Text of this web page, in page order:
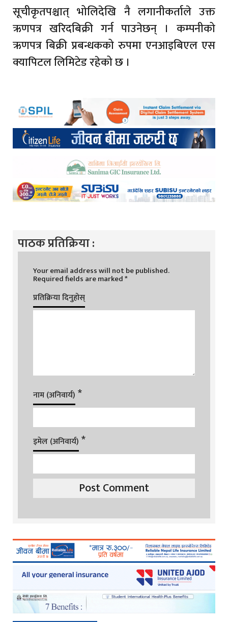
सूचीकृतपश्चात् भोलिदेखि नै लगानीकर्ताले उक्त
ऋणपत्र खरिदबिक्री गर्न पाउनेछन् । कम्पनीको
ऋणपत्र बिक्री प्रबन्धकको रुपमा एनआइबिएल एस
क्यापिटल लिमिटेड रहेको छ ।
पाठक प्रतिक्रिया :
Your email address will not be published.
Required fields are marked*
प्रतिक्रिया दिनुहोस्
नाम (अनिवार्य) *
इमेल (अनिवार्य) *